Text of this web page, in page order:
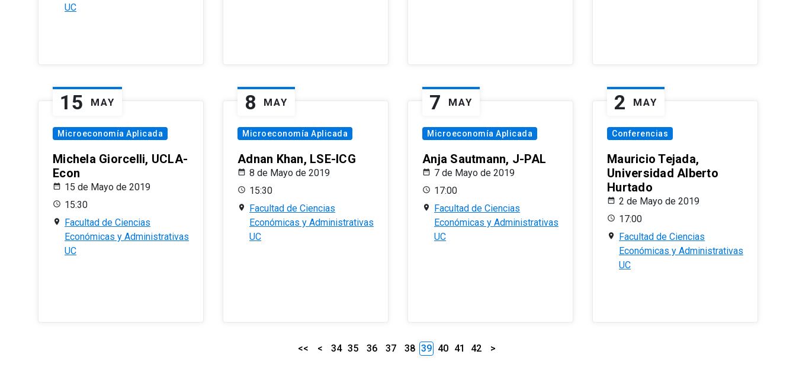
UC
15 MAY
Microeconomía Aplicada
Michela Giorcelli, UCLA-
Econ
15 de Mayo de 2019
15:30
Facultad de Ciencias
Económicas y Administrativas
UC
8 MAY
Microeconomía Aplicada
Adnan Khan, LSE-ICG
8 de Mayo de 2019
15:30
Facultad de Ciencias
Económicas y Administrativas
UC
7 MAY
Microeconomía Aplicada
Anja Sautmann, J-PAL
7 de Mayo de 2019
17:00
Facultad de Ciencias
Económicas y Administrativas
UC
2 MAY
Conferencias
Mauricio Tejada,
Universidad Alberto
Hurtado
2 de Mayo de 2019
17:00
Facultad de Ciencias
Económicas y Administrativas
UC
<< < 34 35 36 37 38 39 40 41 42 >